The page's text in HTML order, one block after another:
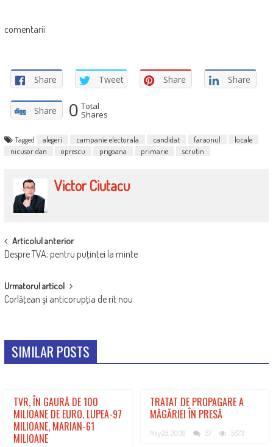
comentarii
Share Tweet Share Share
Share 0 Total
Shares
Tagged alegeri campanie electorala candidat faraonul
locale
nicusor dan
oprescu prigoana primarie scrutin
Victor Ciutacu
POST
NAVIGATION
Articolul anterior
Despre TVA; pentru puţintei la minte
Urmatorul articol
Corlăţean şi anticorupţia de rit nou
SIMILAR POSTS
TVR, ÎN GAURĂ DE 100
MILIOANE DE EURO. LUPEA-97
MILIOANE, MARIAN-61
MILIOANE
TRATAT DE PROPAGARE A
MĂGĂRIEI ÎN PRESĂ
May 25, 2009 57 5673